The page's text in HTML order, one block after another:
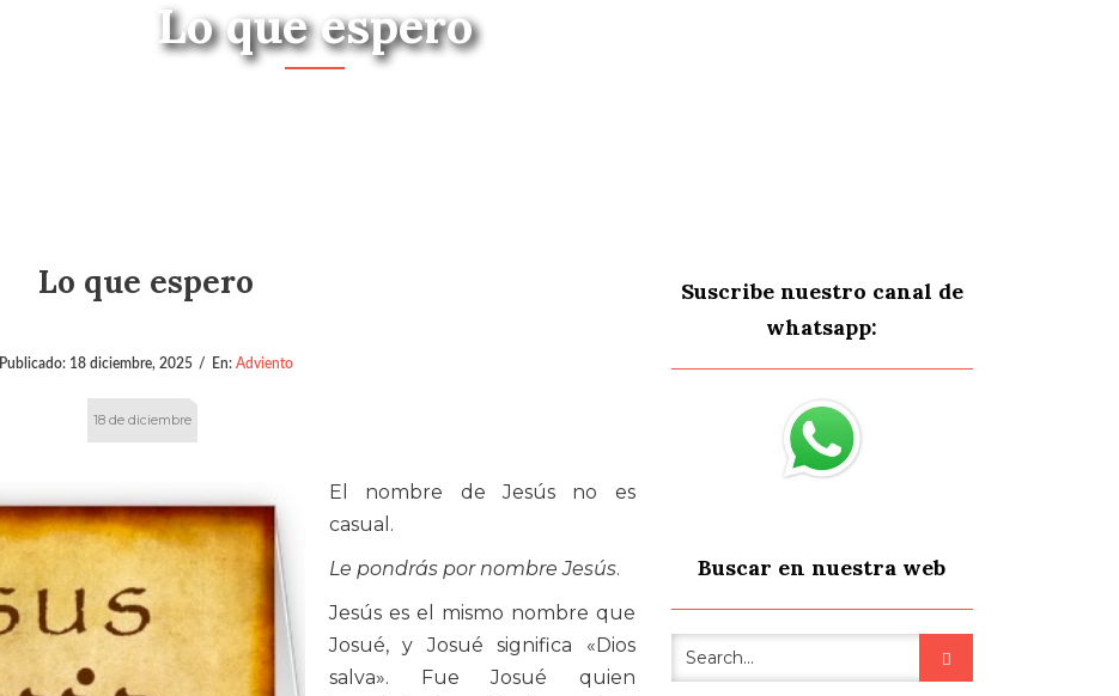
Lo que espero
Lo que espero
Publicado: 18 diciembre, 2025 / En: Adviento
18 de diciembre
El nombre de Jesús no es
casual.
Le pondrás por nombre Jesús.
Jesús es el mismo nombre que
Josué, y Josué significa «Dios
salva». Fue Josué quien
Suscribe nuestro canal de
whatsapp:
Buscar en nuestra web